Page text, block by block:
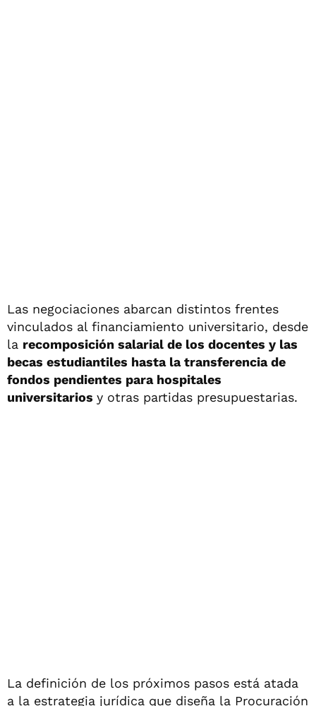
Las negociaciones abarcan distintos frentes
vinculados al financiamiento universitario, desde
la recomposición salarial de los docentes y las
becas estudiantiles hasta la transferencia de
fondos pendientes para hospitales
universitarios y otras partidas presupuestarias.
La definición de los próximos pasos está atada
a la estrategia jurídica que diseña la Procuración